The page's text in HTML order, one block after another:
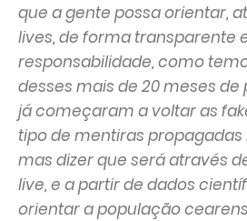
que a gente possa orientar,
lives, de forma transparente
responsabilidade, como
desses mais de 20 meses de
já começaram a voltar as
tipo de mentiras propagadas
mas dizer que será através
live, e a partir de dados
orientar a população